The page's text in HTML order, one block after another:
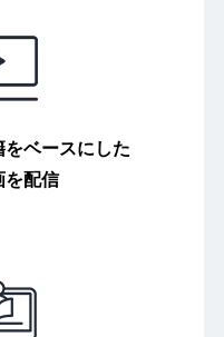
ベースにした
を配信